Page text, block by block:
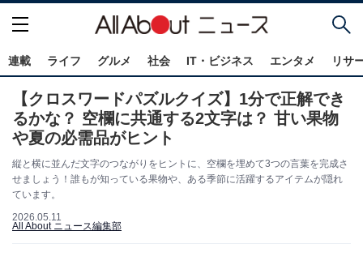
連載 ライフ グルメ 社会 IT・ビジネス エンタメ リサ
【クロスワードパズルクイズ】1分で正解でき
るかな？ 空欄に共通する2文字は？ 甘い果物
や夏の必需品がヒント
縦と横に並んだ文字のつながりをヒントに、空欄を埋めて3つの言葉を完成さ
せましょう！誰もが知っている果物や、ある季節に活躍するアイテムが隠れ
ています。
2026.05.11
All About ニュース編集部